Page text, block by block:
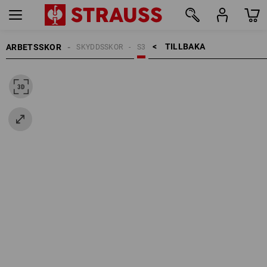
ARBETSSKOR TILLBAKA    >
S3
SKYDDSSKOR